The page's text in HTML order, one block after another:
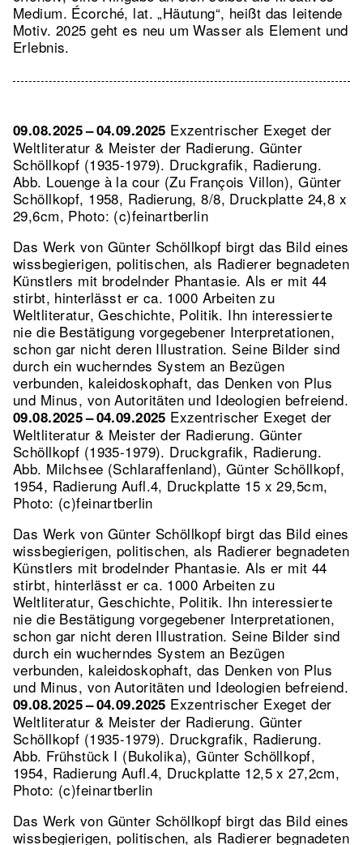
Medium. Écorché, lat. „Häutung“, heißt das leitende
Motiv. 2025 geht es neu um Wasser als Element und
Erlebnis.
09.08.2025 – 04.09.2025 Exzentrischer Exeget der
Weltliteratur & Meister der Radierung. Günter
Schöllkopf (1935-1979). Druckgrafik, Radierung.
Abb. Louenge à la cour (Zu François Villon), Günter
Schöllkopf, 1958, Radierung, 8/8, Druckplatte 24,8 x
29,6cm, Photo: (c)feinartberlin
Das Werk von Günter Schöllkopf birgt das Bild eines
wissbegierigen, politischen, als Radierer begnadeten
Künstlers mit brodelnder Phantasie. Als er mit 44
stirbt, hinterlässt er ca. 1000 Arbeiten zu
Weltliteratur, Geschichte, Politik. Ihn interessierte
nie die Bestätigung vorgegebener Interpretationen,
schon gar nicht deren Illustration. Seine Bilder sind
durch ein wucherndes System an Bezügen
verbunden, kaleidoskophaft, das Denken von Plus
und Minus, von Autoritäten und Ideologien befreiend.
09.08.2025 – 04.09.2025 Exzentrischer Exeget der
Weltliteratur & Meister der Radierung. Günter
Schöllkopf (1935-1979). Druckgrafik, Radierung.
Abb. Milchsee (Schlaraffenland), Günter Schöllkopf,
1954, Radierung Aufl.4, Druckplatte 15 x 29,5cm,
Photo: (c)feinartberlin
Das Werk von Günter Schöllkopf birgt das Bild eines
wissbegierigen, politischen, als Radierer begnadeten
Künstlers mit brodelnder Phantasie. Als er mit 44
stirbt, hinterlässt er ca. 1000 Arbeiten zu
Weltliteratur, Geschichte, Politik. Ihn interessierte
nie die Bestätigung vorgegebener Interpretationen,
schon gar nicht deren Illustration. Seine Bilder sind
durch ein wucherndes System an Bezügen
verbunden, kaleidoskophaft, das Denken von Plus
und Minus, von Autoritäten und Ideologien befreiend.
09.08.2025 – 04.09.2025 Exzentrischer Exeget der
Weltliteratur & Meister der Radierung. Günter
Schöllkopf (1935-1979). Druckgrafik, Radierung.
Abb. Frühstück I (Bukolika), Günter Schöllkopf,
1954, Radierung Aufl.4, Druckplatte 12,5 x 27,2cm,
Photo: (c)feinartberlin
Das Werk von Günter Schöllkopf birgt das Bild eines
wissbegierigen, politischen, als Radierer begnadeten